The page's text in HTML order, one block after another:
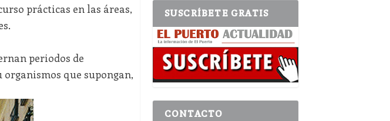
prácticas en las áreas,
periodos de
que supongan,
SUSCRÍBETE GRATIS
CONTACTO